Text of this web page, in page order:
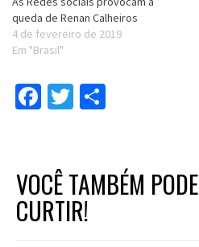
queda de Renan Calheiros
4 de fevereiro de 2019
Em "Brasil"
Facebook
Twitter
VOCÊ TAMBÉM PODE
CURTIR!